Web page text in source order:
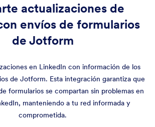
actualizaciones de
envíos de formularios
de Jotform
en LinkedIn con información de los
de Jotform. Esta integración garantiza que
formularios se compartan sin problemas en
manteniendo a tu red informada y
comprometida.